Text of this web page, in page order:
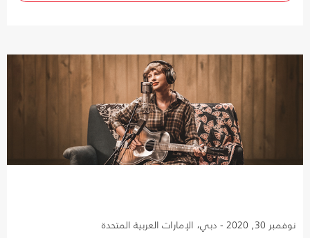
نوفمبر 30, 2020 - دبي، الإمارات العربية المتحدة